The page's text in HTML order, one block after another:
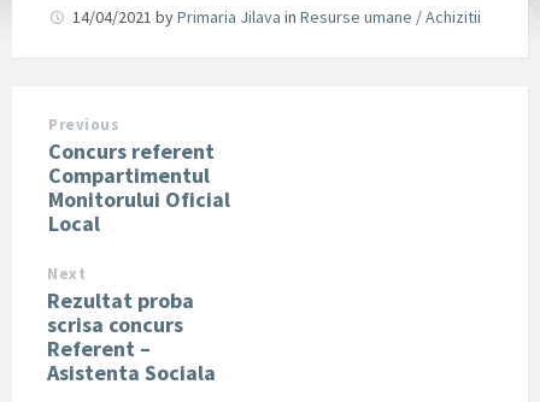
14/04/2021 byPrimaria Jilava in Resurse umane / Achizitii
Previous
Concurs referent
Compartimentul
Monitorului Oficial
Local
Next
Rezultat proba
scrisa concurs
Referent –
Asistenta Sociala